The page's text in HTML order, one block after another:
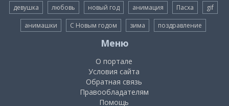
девушка любовь новый год анимация Пасха gif
анимашки С Новым годом зима поздравление
Меню
О портале
Условия сайта
Обратная связь
Правообладателям
Помощь